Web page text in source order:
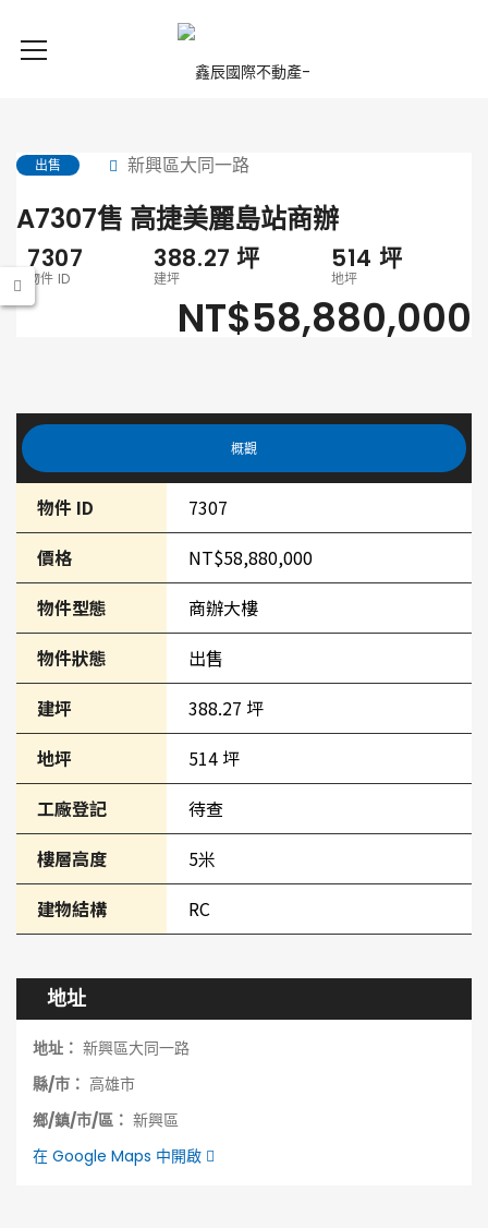
出售 新興區大同一路
A7307售 高捷美麗島站商辦
7307
物件 ID
388.27坪
建坪
514 坪
地坪
NT$58,880,000
地址
地址： 新興區大同一路
縣/市： 高雄市
鄉/鎮/市/區： 新興區
在 Google Maps 中開啟
概觀
物件 ID
7307
價格
NT$58,880,000
物件型態
商辦大樓
物件狀態
出售
建坪
388.27 坪
地坪
514 坪
工廠登記
待查
樓層高度
5米
建物結構
RC